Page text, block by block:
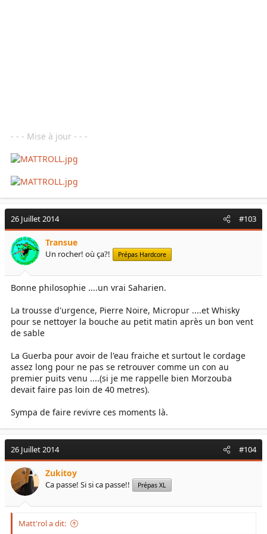
- - - Mise à jour - - -
26 Juillet 2014 #103
Transue
Un rocher! où ça?! Prépas Hardcore
Bonne philosophie ....un vrai Saharien.
La trousse d'urgence, Pierre Noire, Micropur ....et Whisky
pour se nettoyer la bouche au petit matin après un bon vent
de sable
La Guerba pour avoir de l'eau fraiche et surtout le cordage
assez long pour ne pas se retrouver comme un con au
premier puits venu ....(si je me rappelle bien Morzouba
devait faire pas loin de 40 metres).
Sympa de faire revivre ces moments là.
26 Juillet 2014 #104
Zukitoy
Ca passe! Si si ca passe!! Prépas XL
Matt'rol a dit: